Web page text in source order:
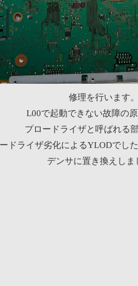
修理を行います。
L00で起動できない故障の
プロードライザと呼ばれる
ドライザ劣化によるYLODでし
デンサに置き換えしま